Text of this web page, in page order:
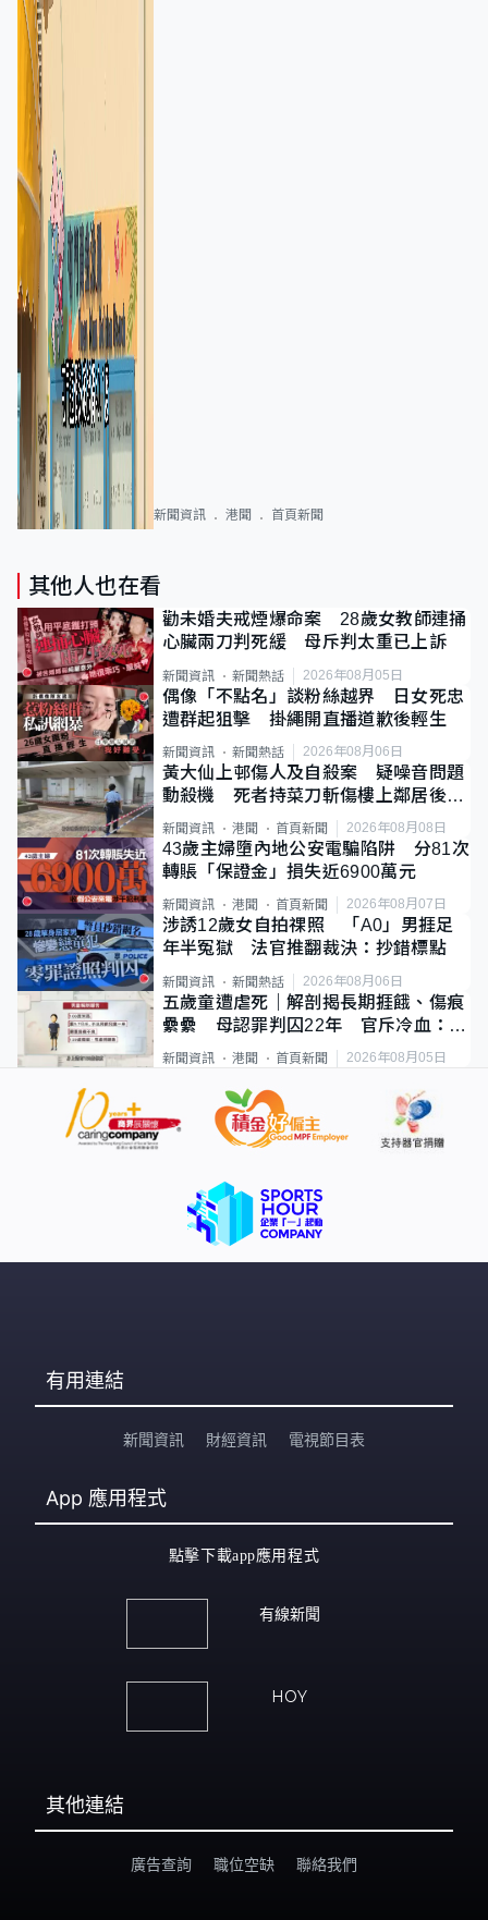
新聞資訊 港聞 首頁新聞
其他人也在看
勸未婚夫戒煙爆命案 28歲女教師連捅
心臟兩刀判死緩 母斥判太重已上訴
新聞資訊 新聞熱話 2026年08月05日
偶像「不點名」談粉絲越界 日女死忠
遭群起狙擊 掛繩開直播道歉後輕生
新聞資訊 新聞熱話 2026年08月06日
黃大仙上邨傷人及自殺案 疑噪音問題
動殺機 死者持菜刀斬傷樓上鄰居後墮
斃
新聞資訊 港聞 首頁新聞 2026年08月08日
43歲主婦墮內地公安電騙陷阱 分81次
轉賬「保證金」損失近6900萬元
新聞資訊 港聞 首頁新聞 2026年08月07日
涉誘12歲女自拍祼照 「A0」男捱足
年半冤獄 法官推翻裁決：抄錯標點
新聞資訊 新聞熱話 2026年08月06日
五歲童遭虐死｜解剖揭長期捱餓、傷痕
纍纍 母認罪判囚22年 官斥冷血：同
類案最惡劣
新聞資訊 港聞 首頁新聞 2026年08月05日
有用連結
新聞資訊 財經資訊 電視節目表
App 應用程式
點擊下載app應用程式
有線新聞
HOY
其他連結
廣告查詢 職位空缺 聯絡我們